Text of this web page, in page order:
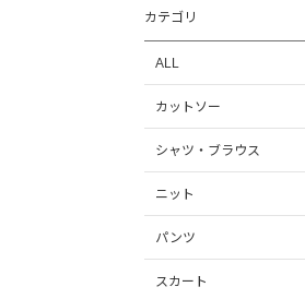
カテゴリ
ALL
カットソー
シャツ・ブラウス
ニット
パンツ
スカート